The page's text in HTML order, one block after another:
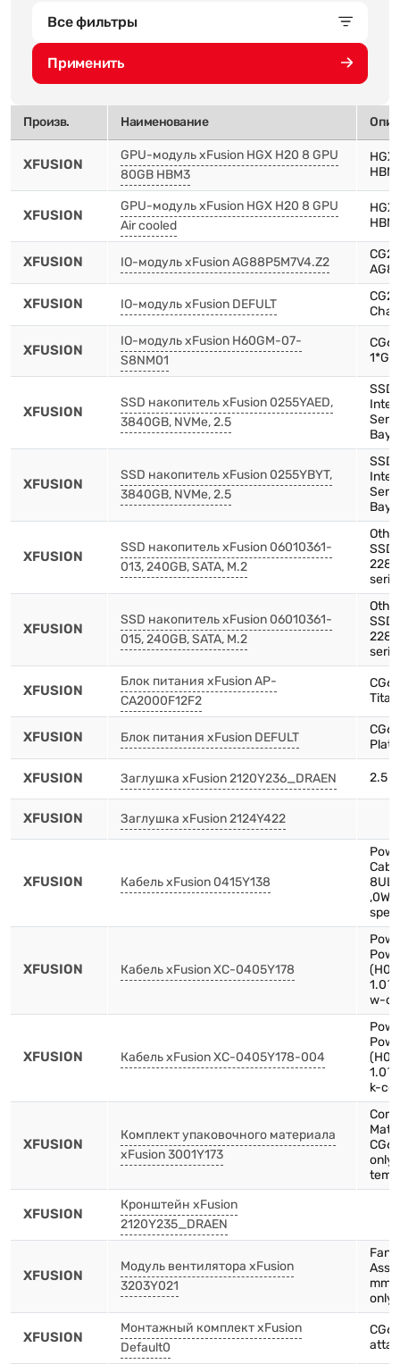
Все фильтры
Применить
Произв. Наименование
XFUSION
GPU-модуль xFusion HGX H20 8 GPU
80GB HBM3
XFUSION
GPU-модуль xFusion HGX H20 8 GPU
Air cooled
XFUSION IO-модуль xFusion AG88P5M7V4.Z2
XFUSION IO-модуль xFusion DEFULT
XFUSION
IO-модуль xFusion H60GM-07-
S8NM01
XFUSION
SSD накопитель xFusion 0255YAED,
3840GB, NVMe, 2.5
Bay)
XFUSION
SSD накопитель xFusion 0255YBYT,
3840GB, NVMe, 2.5
Bay)
XFUSION
SSD накопитель xFusion 06010361-
013, 240GB, SATA, M.2
XFUSION
SSD накопитель xFusion 06010361-
015, 240GB, SATA, M.2
XFUSION
Блок питания xFusion AP-
CA2000F12F2
XFUSION Блок питания xFusion DEFULT
XFUSION Заглушка xFusion 2120Y236_DRAEN 2.5
XFUSION Заглушка xFusion 2124Y422
XFUSION Кабель xFusion 0415Y138
XFUSION Кабель xFusion XC-0405Y178
w-
XFUSION Кабель xFusion XC-0405Y178-004
k-
XFUSION
Комплект упаковочного материала
xFusion 3001Y173
only
XFUSION
Кронштейн xFusion
2120Y235_DRAEN
XFUSION
Модуль вентилятора xFusion
3203Y021
Fan
only
XFUSION
Монтажный комплект xFusion
Default0